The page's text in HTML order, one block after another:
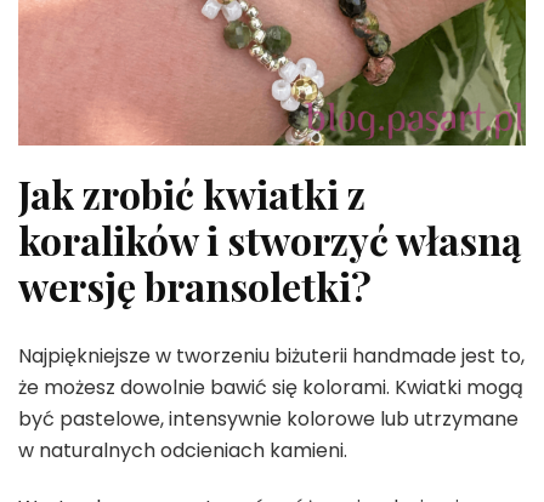
Jak zrobić kwiatki z
koralików i stworzyć własną
wersję bransoletki?
Najpiękniejsze w tworzeniu biżuterii handmade jest to,
że możesz dowolnie bawić się kolorami. Kwiatki mogą
być pastelowe, intensywnie kolorowe lub utrzymane
w naturalnych odcieniach kamieni.